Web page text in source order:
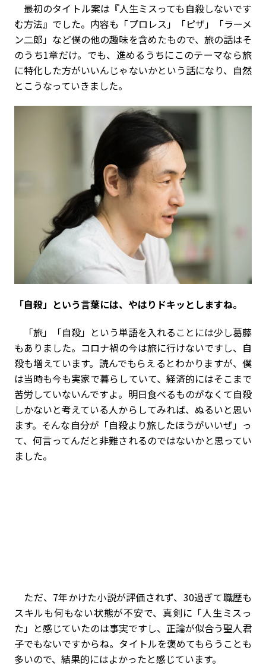
最初のタイトル案は『人生ミスっても自殺しないです
む方法』でした。内容も「プロレス」「ピザ」「ラーメ
ン二郎」など僕の他の趣味を含めたもので、旅の話はそ
のうち1章だけ。でも、進めるうちにこのテーマなら旅
に特化した方がいいんじゃないかという話になり、自然
とこうなっていきました。
――「自殺」という言葉には、やはりドキッとしますね。
「旅」「自殺」という単語を入れることには少し葛藤
もありました。コロナ禍の今は旅に行けないですし、自
殺も増えています。読んでもらえるとわかりますが、僕
は当時も今も実家で暮らしていて、経済的にはそこまで
苦労していないんですよ。明日食べるものがなくて自殺
しかないと考えている人からしてみれば、ぬるいと思い
ます。そんな自分が「自殺より旅したほうがいいぜ」っ
て、何言ってんだと非難されるのではないかと思ってい
ました。
ただ、7年かけた小説が評価されず、30過ぎて職歴も
スキルも何もない状態が不安で、真剣に「人生ミスっ
た」と感じていたのは事実ですし、正論が似合う聖人君
子でもないですからね。タイトルを褒めてもらうことも
多いので、結果的にはよかったと感じています。